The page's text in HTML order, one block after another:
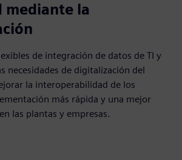
mediante la
de integración de datos de TI y
necesidades de digitalización del
la interoperabilidad de los
más rápida y una mejor
las plantas y empresas.